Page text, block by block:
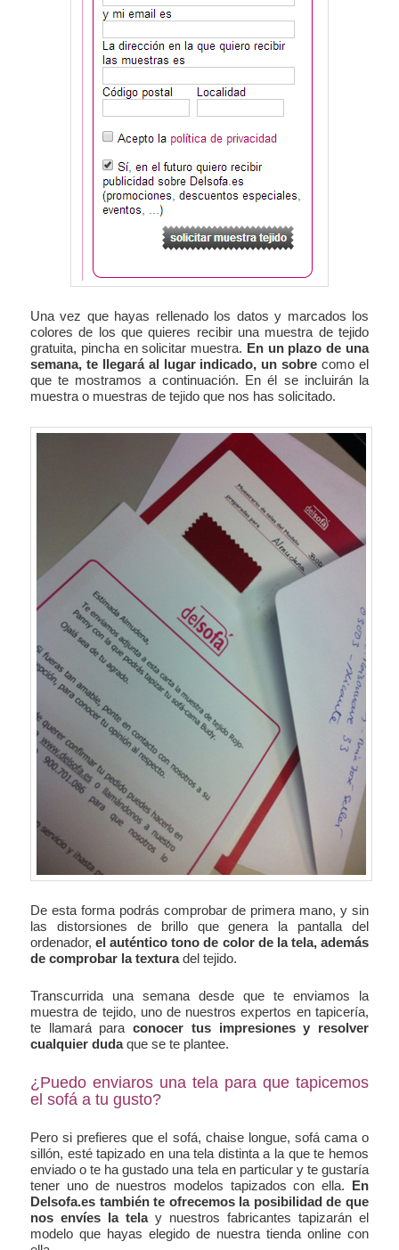
Una vez que hayas rellenado los datos y marcados los
colores de los que quieres recibir una muestra de tejido
gratuita, pincha en solicitar muestra. En un plazo de una
semana, te llegará al lugar indicado, un sobre como el
que te mostramos a continuación. En él se incluirán la
muestra o muestras de tejido que nos has solicitado.
De esta forma podrás comprobar de primera mano, y sin
las distorsiones de brillo que genera la pantalla del
ordenador,el auténtico tono de color de la tela, además
de comprobar la texturadel tejido.
Transcurrida una semana desde que te enviamos la
muestra de tejido, uno de nuestros expertos en tapicería,
te llamará paraconocer tus impresiones y resolver
cualquier dudaque se te plantee.
¿Puedo enviaros una tela para que tapicemos
el sofá a tu gusto?
Pero si prefieres que el sofá, chaise longue, sofá cama o
sillón, esté tapizado en una tela distinta a la que te hemos
enviado o te ha gustado una tela en particular y te gustaría
tener uno de nuestros modelos tapizados con ella. En
Delsofa.es también te ofrecemos la posibilidad de que
nos envíes la telay nuestros fabricantes tapizarán el
modelo que hayas elegido de nuestra tienda online con